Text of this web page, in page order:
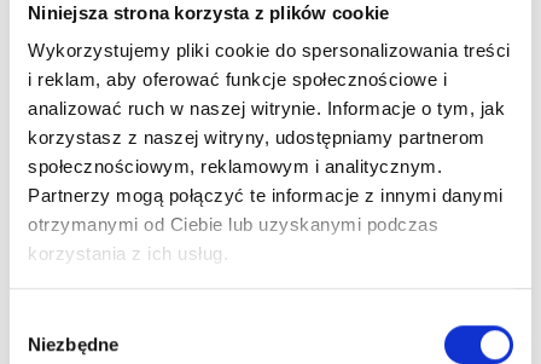
Niniejsza strona korzysta z plików cookie
Wykorzystujemy pliki cookie do spersonalizowania treści
i reklam, aby oferować funkcje społecznościowe i
analizować ruch w naszej witrynie. Informacje o tym, jak
korzystasz z naszej witryny, udostępniamy partnerom
społecznościowym, reklamowym i analitycznym.
Partnerzy mogą połączyć te informacje z innymi danymi
otrzymanymi od Ciebie lub uzyskanymi podczas
korzystania z ich usług.
zgody
Niezbędne
Białko monoklonalne (immunofiksacja)
Białko w DZM
Bilirubina całkowita
Biopsja cienkoigłowa tarczycy
Biopsja narządów wewnętrznych (urolog,